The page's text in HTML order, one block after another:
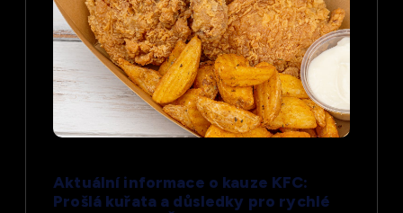
Aktuální informace o kauze KFC:
Prošlá kuřata a důsledky pro rychlé